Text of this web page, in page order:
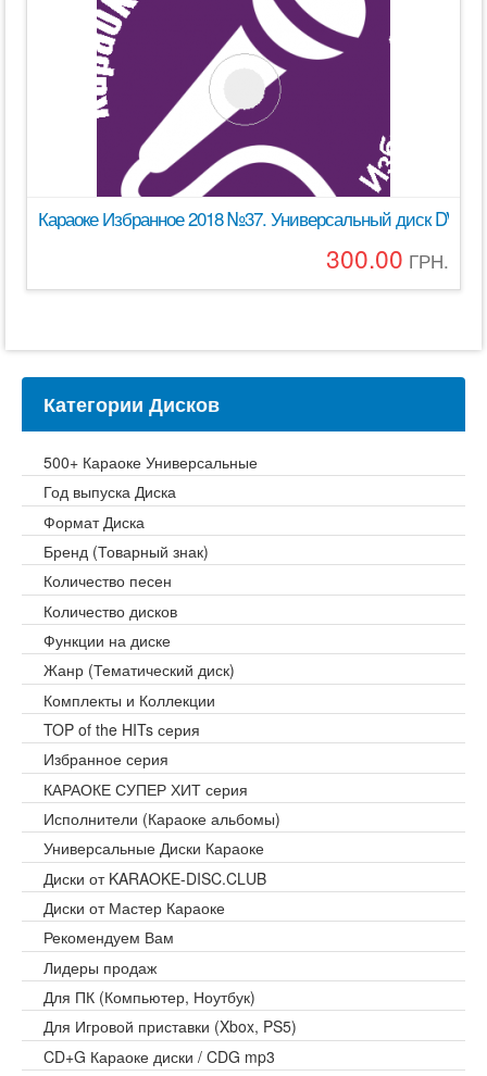
Караоке Избранное 2018 №37. Универсальный диск DVD
300.00 ГРН.
Категории Дисков
500+ Караоке Универсальные
Год выпуска Диска
Формат Диска
Бренд (Товарный знак)
Количество песен
Количество дисков
Функции на диске
Жанр (Тематический диск)
Комплекты и Коллекции
TOP of the HITs серия
Избранное серия
КАРАОКЕ СУПЕР ХИТ серия
Исполнители (Караоке альбомы)
Универсальные Диски Караоке
Диски от KARAOKE-DISC.CLUB
Диски от Мастер Караоке
Рекомендуем Вам
Лидеры продаж
Для ПК (Компьютер, Ноутбук)
Для Игровой приставки (Xbox, PS5)
CD+G Караоке диски / CDG mp3